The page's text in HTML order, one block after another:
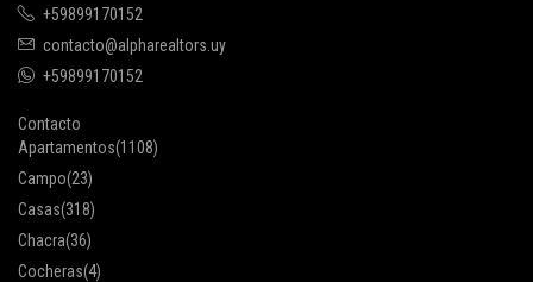
+59899170152
contacto@alpharealtors.uy
+59899170152
Contacto
Apartamentos(1108)
Campo(23)
Casas(318)
Chacra(36)
Cocheras(4)